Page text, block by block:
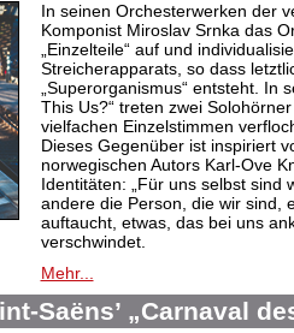
In seinen Orchesterwerken der
Komponist Miroslav Srnka das
„Einzelteile“ auf und
Streicherapparats, so dass
„Superorganismus“ entsteht. In
This Us?“ treten zwei
vielfachen Einzelstimmen
Dieses Gegenüber ist inspiriert
norwegischen Autors Karl-Ove
Identitäten: „Für uns selbst sind
andere die Person, die wir sind,
auftaucht, etwas, das bei uns
verschwindet.
Mehr...
Saëns’ „Carnaval